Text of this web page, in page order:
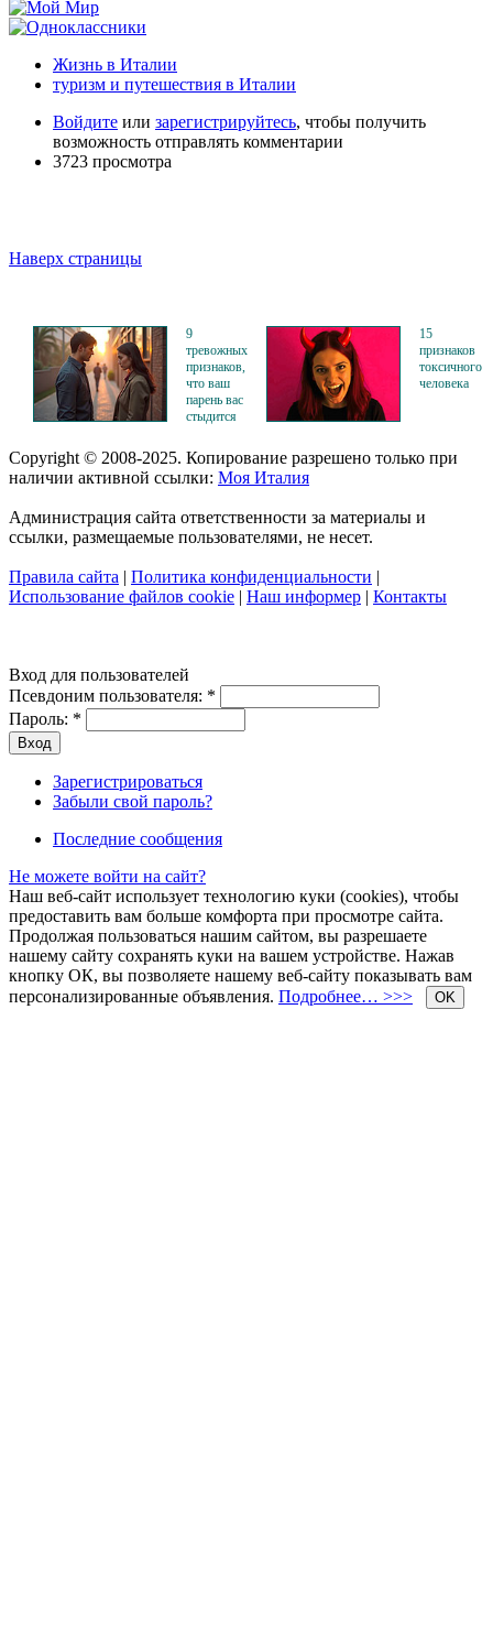
Жизнь в Италии
туризм и путешествия в Италии
Войдите или зарегистрируйтесь, чтобы получить
возможность отправлять комментарии
3723 просмотра
Наверх страницы
9
тревожных
признаков,
что ваш
парень вас
стыдится
15
признаков
токсичного
человека
Copyright © 2008-2025. Копирование разрешено только при
наличии активной ссылки: Моя Италия
Администрация сайта ответственности за материалы и
ссылки, размещаемые пользователями, не несет.
Правила сайта | Политика конфиденциальности |
Использование файлов cookie | Наш информер | Контакты
Вход для пользователей
Псевдоним пользователя: *
Пароль: *
Зарегистрироваться
Забыли свой пароль?
Последние сообщения
Не можете войти на сайт?
Наш веб-сайт использует технологию куки (cookies), чтобы
предоставить вам больше комфорта при просмотре сайта.
Продолжая пользоваться нашим сайтом, вы разрешаете
нашему сайту сохранять куки на вашем устройстве. Нажав
кнопку ОК, вы позволяете нашему веб-сайту показывать вам
персонализированные объявления. Подробнее… >>> OK